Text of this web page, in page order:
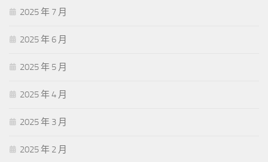
2025 年 7 月
2025 年 6 月
2025 年 5 月
2025 年 4 月
2025 年 3 月
2025 年 2 月